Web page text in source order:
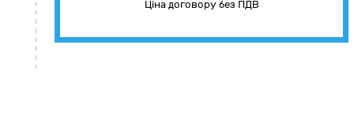
Ціна договору без ПДВ